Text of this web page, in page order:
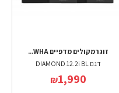
זוג רמקולים מדפיים WHA...
דגם DIAMOND 12.2i BL
₪1,990